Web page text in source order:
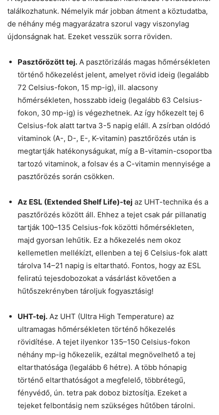
találkozhatunk. Némelyik már jobban átment a köztudatba,
de néhány még magyarázatra szorul vagy viszonylag
újdonságnak hat. Ezeket vesszük sorra röviden.
Pasztőrözött tej. A pasztörizálás magas hőmérsékleten
történő hőkezelést jelent, amelyet rövid ideig (legalább
72 Celsius-fokon, 15 mp-ig), ill. alacsony
hőmérsékleten, hosszabb ideig (legalább 63 Celsius-
fokon, 30 mp-ig) is végezhetnek. Az így hőkezelt tej 6
Celsius-fok alatt tartva 3-5 napig eláll. A zsírban oldódó
vitaminok (A-, D-, E-, K-vitamin) pasztőrözés után is
megtartják hatékonyságukat, míg a B-vitamin-csoportba
tartozó vitaminok, a folsav és a C-vitamin mennyisége a
pasztőrözés során csökken.
Az ESL (Extended Shelf Life)-tej az UHT-technika és a
pasztőrözés között áll. Ehhez a tejet csak pár pillanatig
tartják 100–135 Celsius-fok közötti hőmérsékleten,
majd gyorsan lehűtik. Ez a hőkezelés nem okoz
kellemetlen mellékízt, ellenben a tej 6 Celsius-fok alatt
tárolva 14–21 napig is eltartható. Fontos, hogy az ESL
feliratú tejesdobozokat a vásárlást követően a
hűtőszekrényben tároljuk fogyasztásig!
UHT-tej. Az UHT (Ultra High Temperature) az
ultramagas hőmérsékleten történő hőkezelés
rövidítése. A tejet ilyenkor 135–150 Celsius-fokon
néhány mp-ig hőkezelik, ezáltal megnövelhető a tej
eltarthatósága (legalább 6 hétre). A több hónapig
történő eltarthatóságot a megfelelő, többrétegű,
fényvédő, ún. tetra pak doboz biztosítja. Ezeket a
tejeket felbontásig nem szükséges hűtőben tárolni.